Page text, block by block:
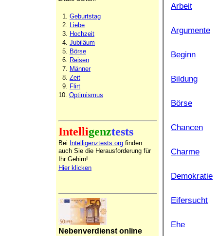
1. Geburtstag
2. Liebe
3. Hochzeit
4. Jubiläum
5. Börse
6. Reisen
7. Männer
8. Zeit
9. Flirt
10. Optimismus
Intelligenztests
Bei Intelligenztests.org finden
auch Sie die Herausforderung für
Ihr Gehirn!
Hier klicken
Nebenverdienst online
Arbeit
Argumente
Beginn
Bildung
Börse
Chancen
Charme
Demokratie
Eifersucht
Ehe